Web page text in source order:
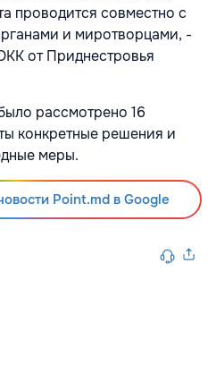
проводится совместно с
и миротворцами, -
от Приднестровья
рассмотрено 16
конкретные решения и
меры.
Point.md в Google